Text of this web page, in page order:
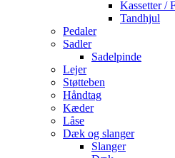
Kassetter /
Tandhjul
Pedaler
Sadler
Sadelpinde
Lejer
Støtteben
Håndtag
Kæder
Låse
Dæk og slanger
Slanger